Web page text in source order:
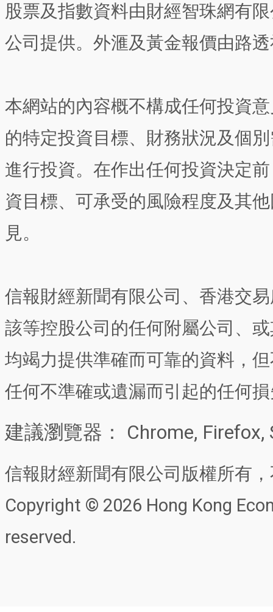
股票及指數資料由財經智珠網有
公司提供。外滙及黃金報價由路
本網站的內容概不構成任何投資
的特定投資目標、財務狀況及個
進行投資。在作出任何投資決定
資目標、可承受的風險程度及其
見。
信報財經新聞有限公司、香港交
該等控股公司的任何附屬公司、
均竭力提供準確而可靠的資料，
任何不準確或遺漏而引起的任何
建議瀏覽器： Chrome, Firefox,
信報財經新聞有限公司版權所有
Copyright © 2026 Hong Kong
reserved.